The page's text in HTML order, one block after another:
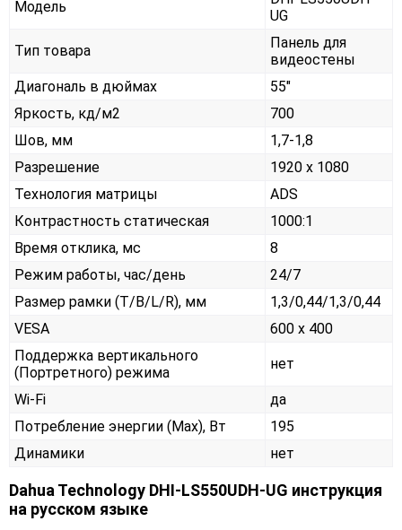
Модель
UG
Тип товара
Панель для
видеостены
Диагональ в дюймах
55"
Яркость, кд/м2
700
Шов, мм
1,7-1,8
Разрешение
1920 x 1080
Технология матрицы
ADS
Контрастность статическая
1000:1
Время отклика, мс
8
Режим работы, час/день
24/7
Размер рамки (T/B/L/R), мм
1,3/0,44/1,3/0,44
VESA
600 x 400
Поддержка вертикального
(Портретного) режима
нет
Wi-Fi
да
Потребление энергии (Max), Вт
195
Динамики
нет
Dahua Technology DHI-LS550UDH-UG инструкция
на русском языке